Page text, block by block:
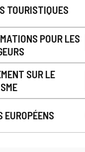
TOURISTIQUES
POUR LES
SUR LE
EUROPÉENS